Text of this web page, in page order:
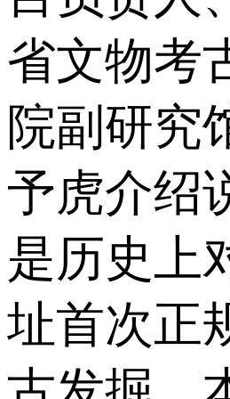
省文物考
院副研究
予虎介绍
是历史上
址首次正